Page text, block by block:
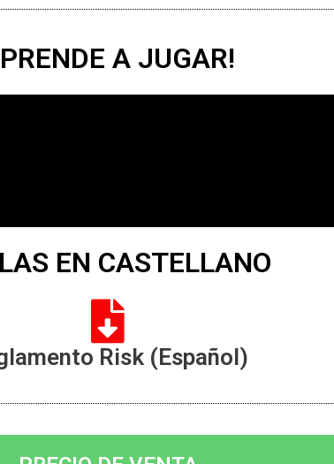
A JUGAR!
EN CASTELLANO
Risk (Español)